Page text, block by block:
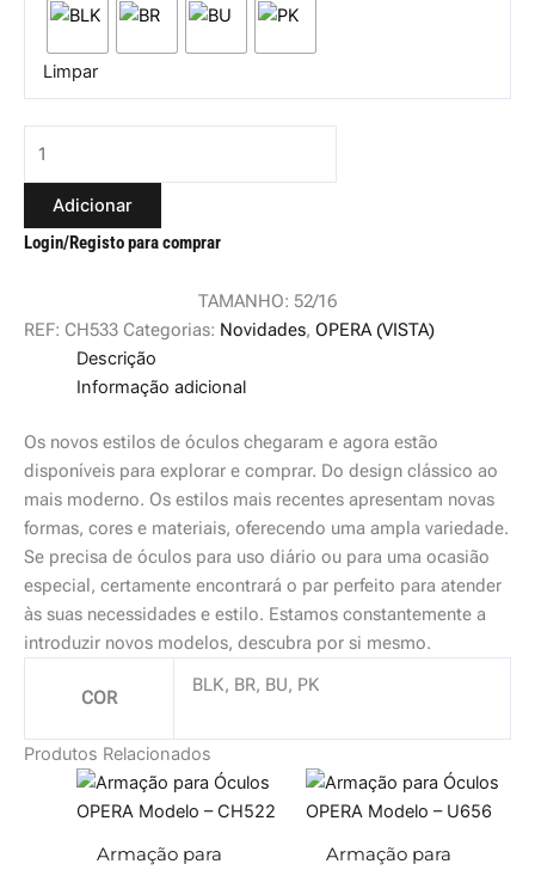
Limpar
Adicionar
Login/Registo para comprar
TAMANHO: 52/16
REF: CH533 Categorias: Novidades, OPERA (VISTA)
Descrição
Informação adicional
Os novos estilos de óculos chegaram e agora estão
disponíveis para explorar e comprar. Do design clássico ao
mais moderno. Os estilos mais recentes apresentam novas
formas, cores e materiais, oferecendo uma ampla variedade.
Se precisa de óculos para uso diário ou para uma ocasião
especial, certamente encontrará o par perfeito para atender
às suas necessidades e estilo. Estamos constantemente a
introduzir novos modelos, descubra por si mesmo.
COR
BLK, BR, BU, PK
Produtos Relacionados
Armação para
Armação para